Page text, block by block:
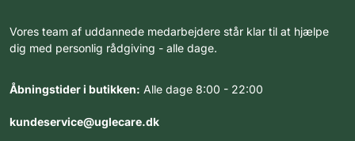
Vores team af uddannede medarbejdere står klar til at hjælpe
dig med personlig rådgiving - alle dage.
Åbningstider i butikken: Alle dage 8:00 - 22:00
kundeservice@uglecare.dk